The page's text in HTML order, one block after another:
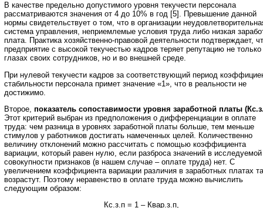
В качестве предельно допустимого уровня текучести персонала
рассматриваются значения от 4 до 10% в год [5]. Превышение данной
нормы свидетельствует о том, что в организации
система управления, неприемлемые условия труда либо низкая
плата. Практика хозяйственно-правовой деятельности подтверждает,
предприятие с высокой текучестью кадров теряет репутацию не только
глазах своих сотрудников, но и во внешней среде.
При нулевой текучести кадров за соответствующий период
стабильности персонала примет значение «1», что в реальности не
достижимо.
Второе, показатель сопоставимости уровня заработной платы
Этот критерий выбран из предположения о дифференциации в оплате
труда: чем разница в уровнях заработной платы больше, тем меньше
стимулов у работников достигать намеченных целей. Количественно
величину отклонений можно рассчитать с помощью коэффициента
вариации, который равен нулю, если разброса значений в исследуемой
совокупности признаков (в нашем случае – оплате труда) нет. С
увеличением коэффициента вариации различия в заработных платах
возрастут. Поэтому неравенство в оплате труда можно вычислить
следующим образом:
Кс.з.п = 1 – Квар.з.п,